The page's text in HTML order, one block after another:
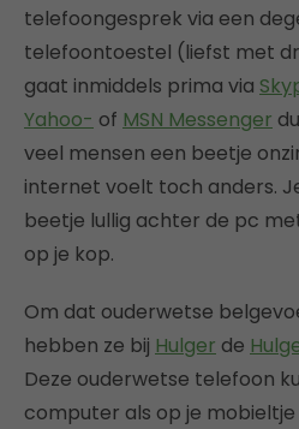
telefoongesprek via een
telefoontoestel (liefst met
gaat inmiddels prima via
Yahoo- of MSN Messenger
veel mensen een beetje
internet voelt toch anders.
beetje lullig achter de pc
op je kop.
Om dat ouderwetse
hebben ze bij Hulger de
Deze ouderwetse telefoon
computer als op je mobieltje